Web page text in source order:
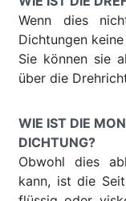
Wenn dies
Dichtungen
Sie können sie
über die
WIE IST DIE
DICHTUNG?
Obwohl dies
kann, ist die